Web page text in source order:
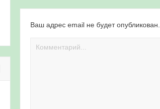
Ваш адрес email не будет опубликован.